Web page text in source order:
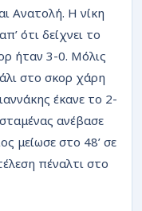
Ανατολή. Η νίκη
ότι δείχνει το
ήταν 3-0. Μόλις
στο σκορ χάρη
έκανε το 2-
ανέβασε
μείωσε στο 48’ σε
πέναλτι στο